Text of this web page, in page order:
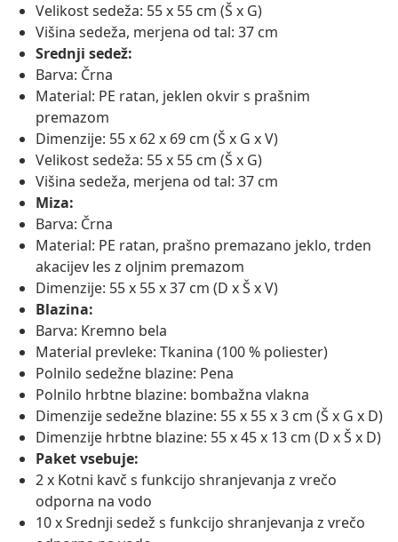
Velikost sedeža: 55 x 55 cm (Š x G)
Višina sedeža, merjena od tal: 37 cm
Srednji sedež:
Barva: Črna
Material: PE ratan, jeklen okvir s prašnim
premazom
Dimenzije: 55 x 62 x 69 cm (Š x G x V)
Velikost sedeža: 55 x 55 cm (Š x G)
Višina sedeža, merjena od tal: 37 cm
Miza:
Barva: Črna
Material: PE ratan, prašno premazano jeklo, trden
akacijev les z oljnim premazom
Dimenzije: 55 x 55 x 37 cm (D x Š x V)
Blazina:
Barva: Kremno bela
Material prevleke: Tkanina (100 % poliester)
Polnilo sedežne blazine: Pena
Polnilo hrbtne blazine: bombažna vlakna
Dimenzije sedežne blazine: 55 x 55 x 3 cm (Š x G x D)
Dimenzije hrbtne blazine: 55 x 45 x 13 cm (D x Š x D)
Paket vsebuje:
2 x Kotni kavč s funkcijo shranjevanja z vrečo
odporna na vodo
10 x Srednji sedež s funkcijo shranjevanja z vrečo